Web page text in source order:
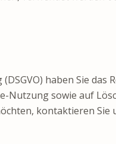
haben Sie das
Nutzung sowie auf
kontaktieren